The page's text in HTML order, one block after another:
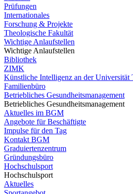
Prüfungen
Internationales
Forschung & Projekte
Theologische Fakultät
Wichtige Anlaufstellen
Wichtige Anlaufstellen
Bibliothek
ZIMK
Künstliche Intelligenz an der Universität
Familienbüro
Betriebliches Gesundheitsmanagement
Betriebliches Gesundheitsmanagement
Aktuelles im BGM
Angebote für Beschäftigte
Impulse für den Tag
Kontakt BGM
Graduiertenzentrum
Gründungsbüro
Hochschulsport
Hochschulsport
Aktuelles